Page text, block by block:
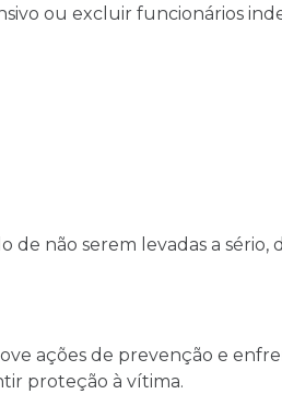
ou excluir funcionários
não serem levadas a
ações de prevenção e
proteção à vítima.